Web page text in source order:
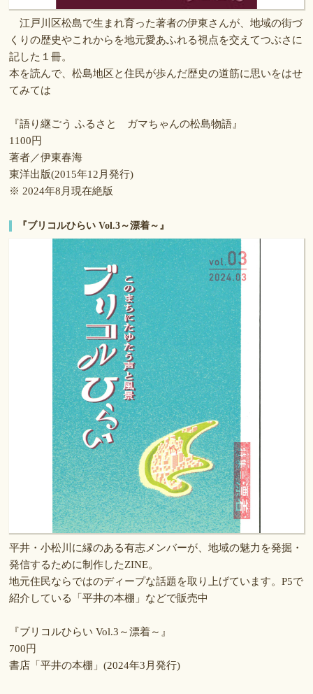
江戸川区松島で生まれ育った著者の伊東さんが、地域の街づ
くりの歴史やこれからを地元愛あふれる視点を交えてつぶさに
記した１冊。
本を読んで、松島地区と住民が歩んだ歴史の道筋に思いをはせ
てみては
『語り継ごう ふるさと ガマちゃんの松島物語』
1100円
著者／伊東春海
東洋出版(2015年12月発行)
※ 2024年8月現在絶版
『ブリコルひらい Vol.3～漂着～』
平井・小松川に縁のある有志メンバーが、地域の魅力を発掘・
発信するために制作したZINE。
地元住民ならではのディープな話題を取り上げています。P5で
紹介している「平井の本棚」などで販売中
『ブリコルひらい Vol.3～漂着～』
700円
書店「平井の本棚」(2024年3月発行)